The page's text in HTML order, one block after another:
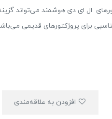
ال ای دی هوشمند می‌تواند